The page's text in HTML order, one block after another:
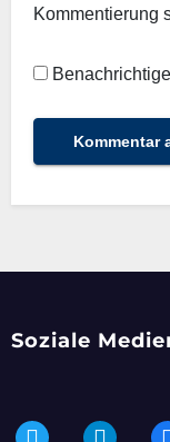
Kommentierung
Soziale
twitter telegram